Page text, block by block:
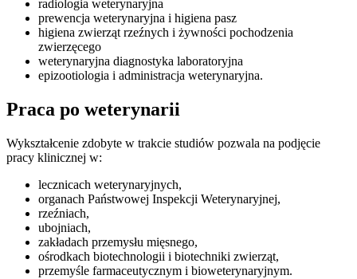
radiologia weterynaryjna
prewencja weterynaryjna i higiena pasz
higiena zwierząt rzeźnych i żywności pochodzenia
zwierzęcego
weterynaryjna diagnostyka laboratoryjna
epizootiologia i administracja weterynaryjna.
Praca po weterynarii
Wykształcenie zdobyte w trakcie studiów pozwala na podjęcie
pracy klinicznej w:
lecznicach weterynaryjnych,
organach Państwowej Inspekcji Weterynaryjnej,
rzeźniach,
ubojniach,
zakładach przemysłu mięsnego,
ośrodkach biotechnologii i biotechniki zwierząt,
przemyśle farmaceutycznym i bioweterynaryjnym.